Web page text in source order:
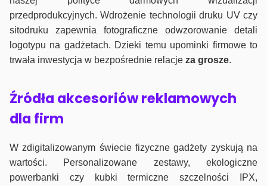
przedprodukcyjnych. Wdrożenie technologii druku UV czy
sitodruku zapewnia fotograficzne odwzorowanie detali
logotypu na gadżetach. Dzieki temu upominki firmowe to
trwała inwestycja w bezpośrednie relacje za grosze.
Źródła akcesoriów reklamowych
dla firm
W zdigitalizowanym świecie fizyczne gadżety zyskują na
wartości. Personalizowane zestawy, ekologiczne
powerbanki czy kubki termiczne szczelności IPX,